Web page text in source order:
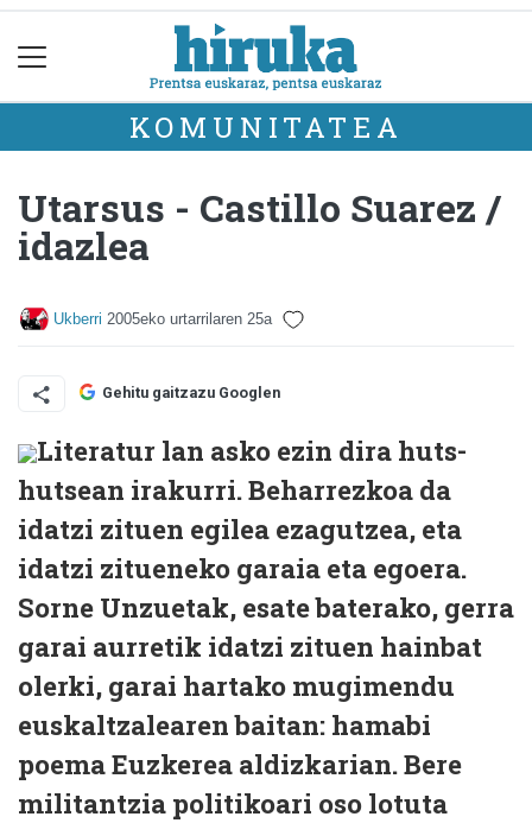
KOMUNITATEA
Utarsus - Castillo Suarez /
idazlea
Ukberri 2005eko urtarrilaren 25a
Gehitu gaitzazu Googlen
Literatur lan asko ezin dira huts-
hutsean irakurri. Beharrezkoa da
idatzi zituen egilea ezagutzea, eta
idatzi zitueneko garaia eta egoera.
Sorne Unzuetak, esate baterako, gerra
garai aurretik idatzi zituen hainbat
olerki, garai hartako mugimendu
euskaltzalearen baitan: hamabi
poema Euzkerea aldizkarian. Bere
militantzia politikoari oso lotuta